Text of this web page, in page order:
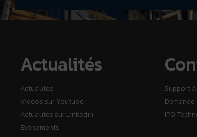
Actualités
Actualités
Vidéos sur Youtube
Actualités sur Linkedin
Evénements
Support
IPO